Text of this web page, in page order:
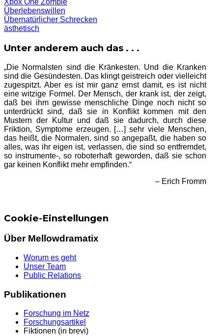
Xbox One Zombie
Überlebenswillen
Übernatürlicher Schrecken
ästhetisch
Unter anderem auch das . . .
„Die Normalsten sind die Kränkesten. Und die Kranken
sind die Gesündesten. Das klingt geistreich oder vielleicht
zugespitzt. Aber es ist mir ganz ernst damit, es ist nicht
eine witzige Formel. Der Mensch, der krank ist, der zeigt,
daß bei ihm gewisse menschliche Dinge noch nicht so
unterdrückt sind, daß sie in Konflikt kommen mit den
Mustern der Kultur und daß sie dadurch, durch diese
Friktion, Symptome erzeugen. […] sehr viele Menschen,
das heißt, die Normalen, sind so angepaßt, die haben so
alles, was ihr eigen ist, verlassen, die sind so entfremdet,
so instrumente-, so roboterhaft geworden, daß sie schon
gar keinen Konflikt mehr empfinden.“
– Erich Fromm
Cookie-Einstellungen
Über Mellowdramatix
Worum es geht
Unser Team
Public Relations
Publikationen
Forschung im Netz
Forschungsartikel
Fiktionen (in brevi)